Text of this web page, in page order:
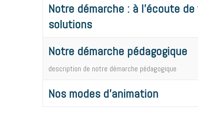
Notre démarche : à l'écoute
solutions
Notre démarche pédagogique
description de notre démarche pédagogique
Nos modes d'animation